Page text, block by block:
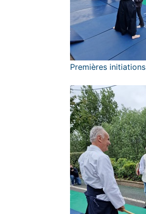
Premières initiations